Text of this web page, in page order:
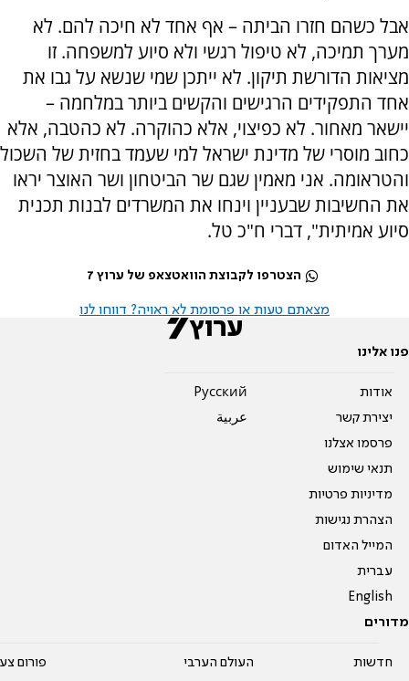
אבל כשהם חזרו הביתה – אף אחד לא חיכה להם. לא
מערך תמיכה, לא טיפול רגשי ולא סיוע למשפחה. זו
מציאות הדורשת תיקון. לא ייתכן שמי שנשא על גבו את
אחד התפקידים הרגישים והקשים ביותר במלחמה –
יישאר מאחור. לא כפיצוי, אלא כהוקרה. לא כהטבה, אלא
כחוב מוסרי של מדינת ישראל למי שעמד בחזית של השכול
והטראומה. אני מאמין שגם שר הביטחון ושר האוצר יראו
את החשיבות שבעניין וינחו את המשרדים לבנות תכנית
סיוע אמיתית", דברי ח"כ טל.
הצטרפו לקבוצת הוואטצאפ של ערוץ 7
מצאתם טעות או פרסומת לא ראויה? דווחו לנו
פנו אלינו
אודות
יצירת קשר
פרסמו אצלנו
תנאי שימוש
מדיניות פרטיות
הצהרת נגישות
המייל האדום
עברית
English
Pусский
عربية
מדורים
חדשות העולם הערבי פורום